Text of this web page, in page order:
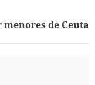
de Ceuta